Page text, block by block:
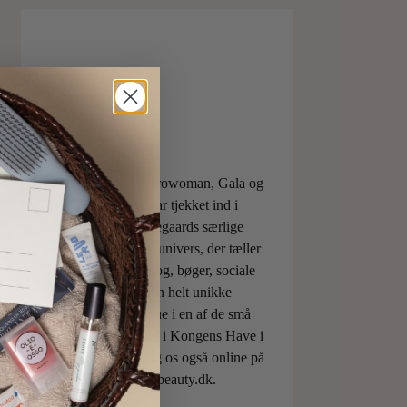
ELLE, Vogue, Eurowoman, Gala og
Aftonbladet har tjekket ind i
Charlotte Torpegaards særlige
ILOVEBEAUTYunivers, der tæller
både skønhedsblog, bøger, sociale
medier og den helt unikke
skønhedsboutique i en af de små
berømte pavilloner i Kongens Have i
København. Besøg os også online på
shop.ilovebeauty.dk.